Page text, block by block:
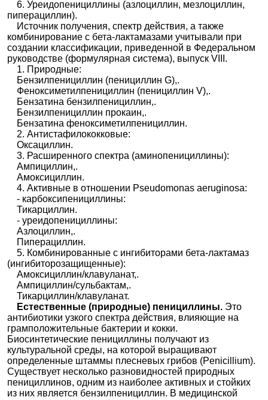
6. Уреидопенициллины (азлоциллин, мезлоциллин,
пиперациллин).
Источник получения, спектр действия, а также
комбинирование с бета-лактамазами учитывали при
создании классификации, приведенной в Федеральном
руководстве (формулярная система), выпуск VIII.
1. Природные:
Бензилпенициллин (пенициллин G),.
Феноксиметилпенициллин (пенициллин V),.
Бензатина бензилпенициллин,.
Бензилпенициллин прокаин,.
Бензатина феноксиметилпенициллин.
2. Антистафилококковые:
Оксациллин.
3. Расширенного спектра (аминопенициллины):
Ампициллин,.
Амоксициллин.
4. Активные в отношении Pseudomonas aeruginosa:
- карбоксипенициллины:
Тикарциллин.
- уреидопенициллины:
Азлоциллин,.
Пиперациллин.
5. Комбинированные с ингибиторами бета-лактамаз
(ингибиторозащищенные):
Амоксициллин/клавуланат,.
Ампициллин/сульбактам,.
Тикарциллин/клавуланат.
Естественные (природные) пенициллины. Это
антибиотики узкого спектра действия, влияющие на
грамположительные бактерии и кокки.
Биосинтетические пенициллины получают из
культуральной среды, на которой выращивают
определенные штаммы плесневых грибов (Penicillium).
Существует несколько разновидностей природных
пенициллинов, одним из наиболее активных и стойких
из них является бензилпенициллин. В медицинской